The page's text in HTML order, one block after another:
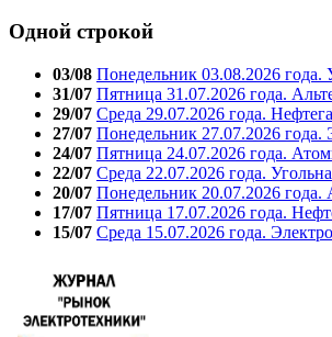
Одной строкой
03/08 Понедельник 03.08.2026 года.
31/07 Пятница 31.07.2026 года.
29/07 Среда 29.07.2026 года.
27/07 Понедельник 27.07.2026 года.
24/07 Пятница 24.07.2026 года.
22/07 Среда 22.07.2026 года.
20/07 Понедельник 20.07.2026 года.
17/07 Пятница 17.07.2026 года.
15/07 Среда 15.07.2026 года.